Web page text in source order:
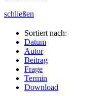
schließen
Sortiert nach:
Datum
Autor
Beitrag
Frage
Termin
Download